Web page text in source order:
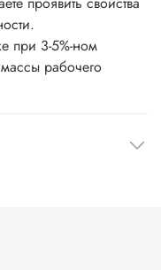
при 3-5%-ном
рабочего